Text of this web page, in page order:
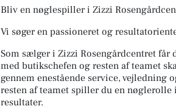
Bliv en nøglespiller i Zizzi
Vi søger en passioneret og
Som sælger i Zizzi Rosengårdcentret
med butikschefen og resten af teamet
gennem enestående service, vejledning
resten af teamet spiller du en nøglerolle
resultater.